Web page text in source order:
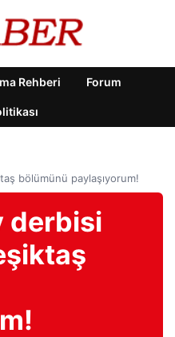
Rehberi Forum
bölümünü paylaşıyorum!
derbisi